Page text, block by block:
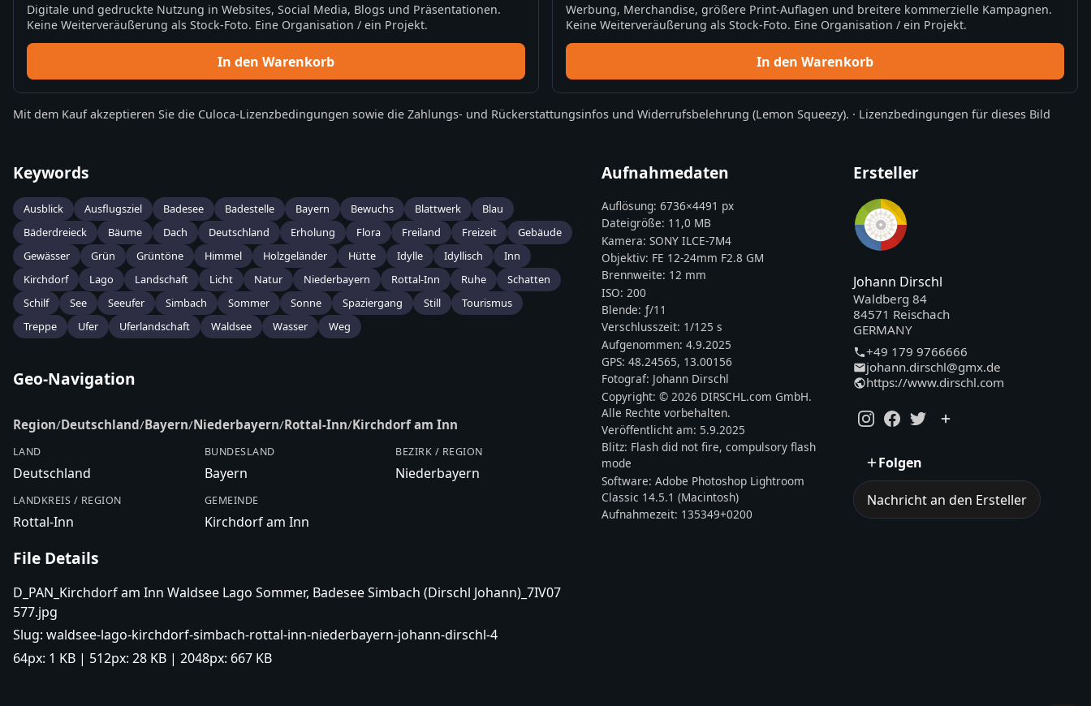
Digitale und gedruckte Nutzung in Websites, Social Media, Blogs und Präsentationen.
Keine Weiterveräußerung als Stock-Foto. Eine Organisation / ein Projekt.
In den Warenkorb
Werbung, Merchandise, größere Print-Auflagen und breitere kommerzielle Kampagnen.
Keine Weiterveräußerung als Stock-Foto. Eine Organisation / ein Projekt.
In den Warenkorb
Mit dem Kauf akzeptieren Sie die Culoca-Lizenzbedingungen sowie die Zahlungs- und Rückerstattungsinfos und Widerrufsbelehrung (Lemon Squeezy). · Lizenzbedingungen für dieses Bild
Keywords
Ausblick Ausflugsziel Badesee Badestelle Bayern Bewuchs Blattwerk
Blau
Bäderdreieck
Bäume Dach Deutschland Erholung Flora Freiland Freizeit
Gebäude
Gewässer
Grün Grüntöne Himmel Holzgeländer Hütte Idylle Idyllisch
Inn
Kirchdorf
Lago Landschaft Licht Natur Niederbayern Rottal-Inn Ruhe
Schatten
Schilf
See Seeufer Simbach Sommer Sonne Spaziergang Still
Tourismus
Treppe
Ufer Uferlandschaft Waldsee Wasser Weg
Geo-Navigation
Region/Deutschland/Bayern/Niederbayern/Rottal-Inn/Kirchdorf am Inn
LAND
Deutschland
BUNDESLAND
Bayern
BEZIRK / REGION
Niederbayern
LANDKREIS / REGION
Rottal-Inn
GEMEINDE
Kirchdorf am Inn
File Details
D_PAN_Kirchdorf am Inn Waldsee Lago Sommer, Badesee Simbach (Dirschl Johann)_7IV07
577.jpg
Slug: waldsee-lago-kirchdorf-simbach-rottal-inn-niederbayern-johann-dirschl-4
64px: 1 KB | 512px: 28 KB | 2048px: 667 KB
Aufnahmedaten
Auflösung:6736×4491 px
Dateigröße: 11,0 MB
Kamera:SONY ILCE-7M4
Objektiv: FE 12-24mm F2.8 GM
Brennweite: 12 mm
ISO: 200
Blende: ƒ/11
Verschlusszeit: 1/125 s
Aufgenommen:4.9.2025
GPS:48.24565, 13.00156
Fotograf: Johann Dirschl
Copyright:© 2026 DIRSCHL.com GmbH.
Alle Rechte vorbehalten.
Veröffentlicht am: 5.9.2025
Blitz: Flash did not fire, compulsory flash
mode
Software:Adobe Photoshop Lightroom
Classic 14.5.1 (Macintosh)
Aufnahmezeit: 135349+0200
Ersteller
Johann Dirschl
Waldberg 84
84571 Reischach
GERMANY
+49 179 9766666
johann.dirschl@gmx.de
https://www.dirschl.com
Folgen
Nachricht an den Ersteller